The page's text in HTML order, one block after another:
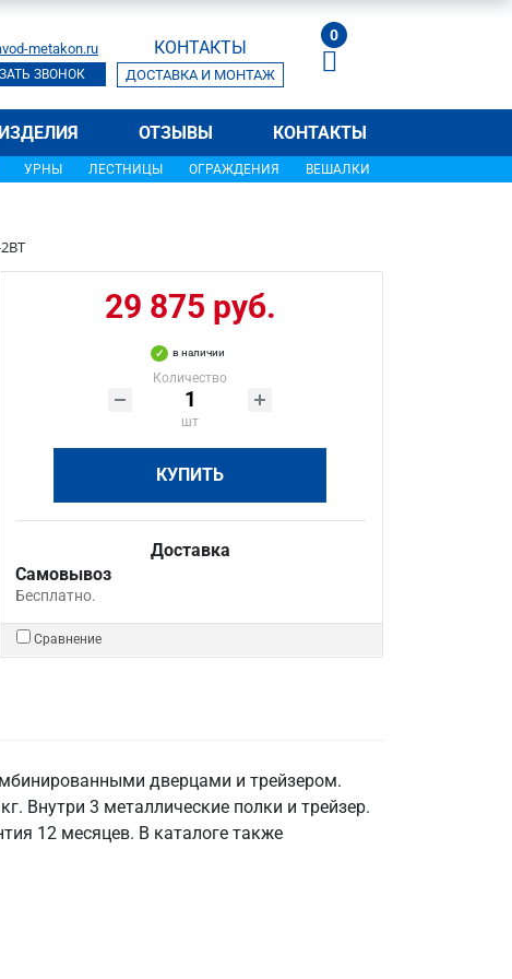
metakon.ru
ЗВОНОК
КОНТАКТЫ
ДОСТАВКА И МОНТАЖ
0
ОТЗЫВЫ КОНТАКТЫ
УРНЫ ЛЕСТНИЦЫ ОГРАЖДЕНИЯ ВЕШАЛКИ
29 875 руб.
в наличии
Количество
шт
КУПИТЬ
Доставка
Самовывоз
Бесплатно.
Сравнение
дверцами и трейзером.
Внутри 3 металлические полки и трейзер.
12 месяцев. В каталоге также